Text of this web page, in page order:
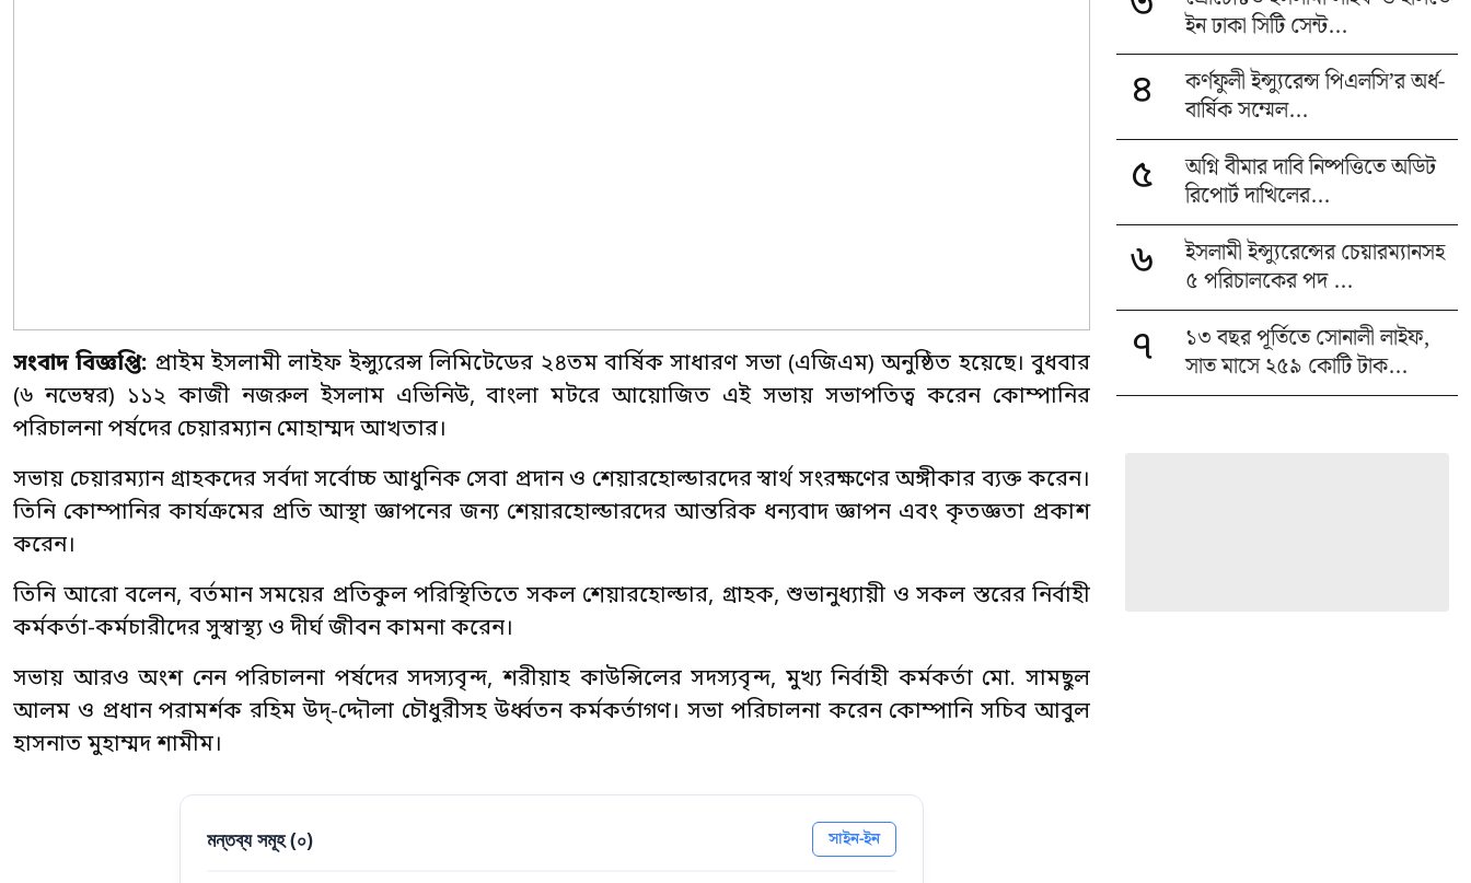
সংবাদ বিজ্ঞপ্তি: প্রাইম ইসলামী লাইফ ইন্স্যুরেন্স লিমিটেডের ২৪তম বার্ষিক সাধারণ সভা (এজিএম) অনুষ্ঠিত হয়েছে। বুধবার
(৬ নভেম্বর) ১১২ কাজী নজরুল ইসলাম এভিনিউ, বাংলা মটরে আয়োজিত এই সভায় সভাপতিত্ব করেন কোম্পানির
পরিচালনা পর্ষদের চেয়ারম্যান মোহাম্মদ আখতার।
সভায় চেয়ারম্যান গ্রাহকদের সর্বদা সর্বোচ্চ আধুনিক সেবা প্রদান ও শেয়ারহোল্ডারদের স্বার্থ সংরক্ষণের অঙ্গীকার ব্যক্ত করেন।
তিনি কোম্পানির কার্যক্রমের প্রতি আস্থা জ্ঞাপনের জন্য শেয়ারহোল্ডারদের আন্তরিক ধন্যবাদ জ্ঞাপন এবং কৃতজ্ঞতা প্রকাশ
করেন।
তিনি আরো বলেন, বর্তমান সময়ের প্রতিকুল পরিস্থিতিতে সকল শেয়ারহোল্ডার, গ্রাহক, শুভানুধ্যায়ী ও সকল স্তরের নির্বাহী
কর্মকর্তা-কর্মচারীদের সুস্বাস্থ্য ও দীর্ঘ জীবন কামনা করেন।
সভায় আরও অংশ নেন পরিচালনা পর্ষদের সদস্যবৃন্দ, শরীয়াহ কাউন্সিলের সদস্যবৃন্দ, মুখ্য নির্বাহী কর্মকর্তা মো. সামছুল
আলম ও প্রধান পরামর্শক রহিম উদ্-দ্দৌলা চৌধুরীসহ উর্ধ্বতন কর্মকর্তাগণ। সভা পরিচালনা করেন কোম্পানি সচিব আবুল
হাসনাত মুহাম্মদ শামীম।
মন্তব্য সমূহ (০) সাইন-ইন
ইন ঢাকা সিটি সেন্ট...
৪
কর্ণফুলী ইন্স্যুরেন্স পিএলসি’র অর্ধ-
বার্ষিক সম্মেল...
৫
অগ্নি বীমার দাবি নিষ্পত্তিতে অডিট
রিপোর্ট দাখিলের...
৬
ইসলামী ইন্স্যুরেন্সের চেয়ারম্যানসহ
৫ পরিচালকের পদ ...
৭
১৩ বছর পূর্তিতে সোনালী লাইফ,
সাত মাসে ২৫৯ কোটি টাক...